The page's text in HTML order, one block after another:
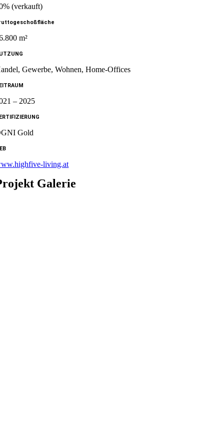
(verkauft)
m²
Gewerbe, Wohnen, Home-Offices
– 2025
Gold
living.at
Galerie